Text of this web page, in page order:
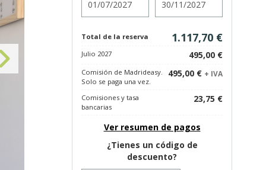
Total de la reserva 1.117,70 €
Julio 2027 495,00 €
Comisión de Madrideasy.
Solo se paga una vez.
495,00 € + IVA
Comisiones y tasa
bancarias
23,75 €
Ver resumen de pagos
¿Tienes un código de
descuento?